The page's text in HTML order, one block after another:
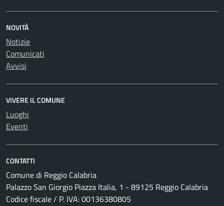
NOVITÀ
Notizie
Comunicati
Avvisi
VIVERE IL COMUNE
Luoghi
Eventi
CONTATTI
Comune di Reggio Calabria
Palazzo San Giorgio Piazza Italia, 1 - 89125 Reggio Calabria
Codice fiscale / P. IVA: 00136380805